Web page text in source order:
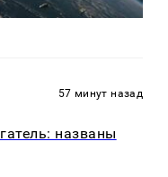
57 минут назад
названы